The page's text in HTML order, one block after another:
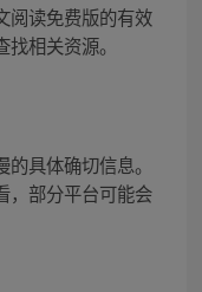
阅读免费版的有效
相关资源。
具体确切信息。
，部分平台可能会